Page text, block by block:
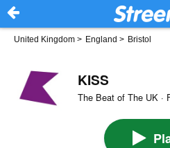
United Kingdom > England > Bristol
KISS
The Beat of The UK ·